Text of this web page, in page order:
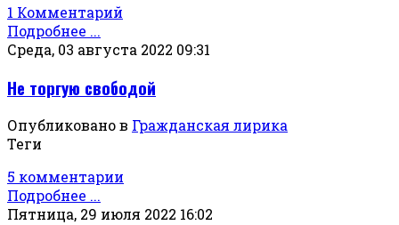
1 Комментарий
Подробнее ...
Среда, 03 августа 2022 09:31
Не торгую свободой
Опубликовано в Гражданская лирика
Теги
5 комментарии
Подробнее ...
Пятница, 29 июля 2022 16:02